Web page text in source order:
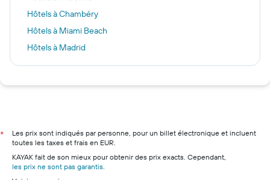
Hôtels à Chambéry
Hôtels à Miami Beach
Hôtels à Madrid
Hôtels à Lloret de Mar
Hôtels à Lyon
Hôtels à Deauville
Hôtels à Bordeaux
*
Les prix sont indiqués par personne, pour un billet électronique et incluent
toutes les taxes et frais en EUR.
KAYAK fait de son mieux pour obtenir des prix exacts. Cependant,
les prix ne sont pas garantis.